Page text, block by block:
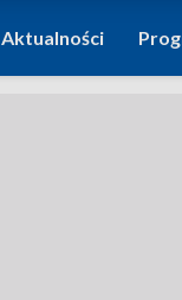
Aktualności